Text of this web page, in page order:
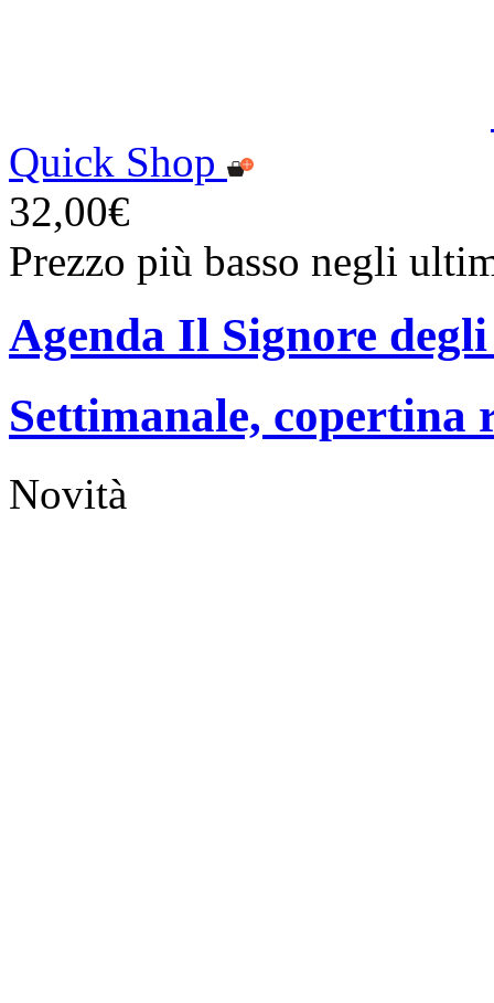
Quick Shop
32,00€
Prezzo più basso negli
Agenda Il Signore
Settimanale, copertina
Novità